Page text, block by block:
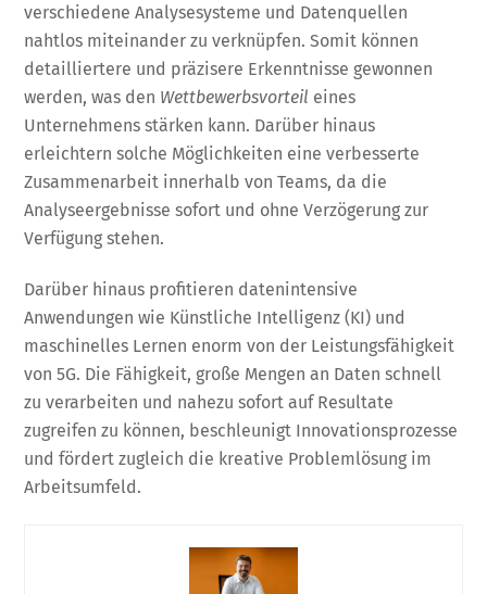
verschiedene Analysesysteme und Datenquellen
nahtlos miteinander zu verknüpfen. Somit können
detailliertere und präzisere Erkenntnisse gewonnen
werden, was den Wettbewerbsvorteil eines
Unternehmens stärken kann. Darüber hinaus
erleichtern solche Möglichkeiten eine verbesserte
Zusammenarbeit innerhalb von Teams, da die
Analyseergebnisse sofort und ohne Verzögerung zur
Verfügung stehen.
Darüber hinaus profitieren datenintensive
Anwendungen wie Künstliche Intelligenz (KI) und
maschinelles Lernen enorm von der Leistungsfähigkeit
von 5G. Die Fähigkeit, große Mengen an Daten schnell
zu verarbeiten und nahezu sofort auf Resultate
zugreifen zu können, beschleunigt Innovationsprozesse
und fördert zugleich die kreative Problemlösung im
Arbeitsumfeld.